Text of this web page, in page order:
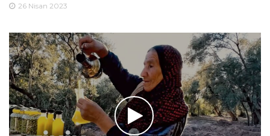
26 Nisan 2023